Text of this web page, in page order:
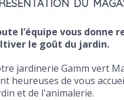
l’équipe vous donne
le goût du jardin.
jardinerie Gamm vert
heureuses de vous
et de l'animalerie.